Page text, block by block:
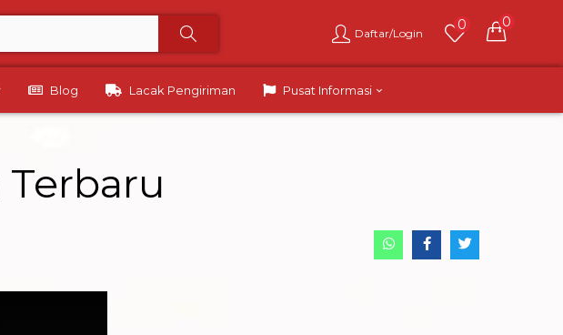
Daftar/Login
0 0
Blog Lacak Pengiriman Pusat Informasi